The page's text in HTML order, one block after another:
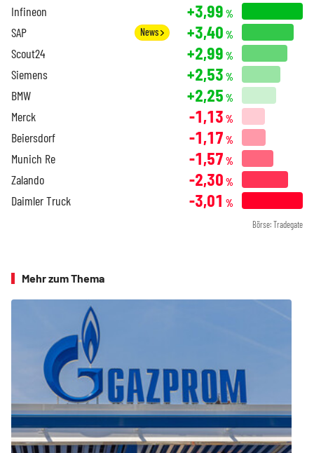
Infineon +3,99 %
SAP News +3,40 %
Scout24 +2,99 %
Siemens +2,53 %
BMW +2,25 %
Merck -1,13 %
Beiersdorf -1,17 %
Munich Re -1,57 %
Zalando -2,30 %
Daimler Truck -3,01 %
Börse: Tradegate
Mehr zum Thema